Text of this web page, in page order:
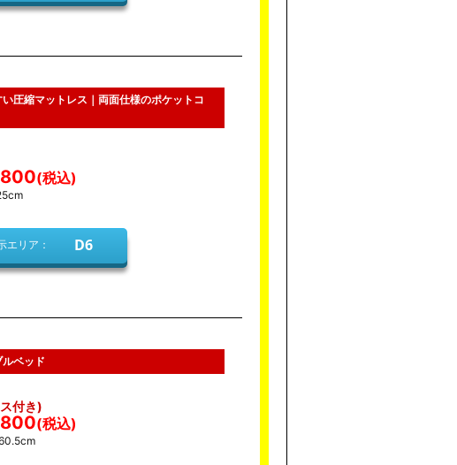
圧縮マットレス｜両面仕様のポケットコ
エリア： D6
ベッド
付き)